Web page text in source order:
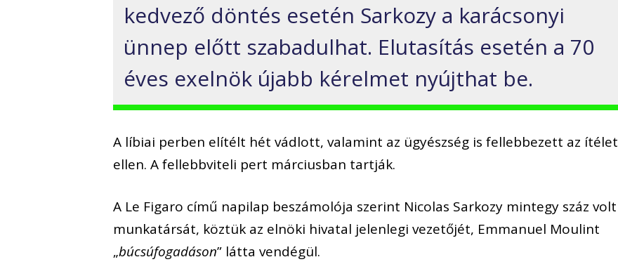
kedvező döntés esetén Sarkozy a karácsonyi
ünnep előtt szabadulhat. Elutasítás esetén a 70
éves exelnök újabb kérelmet nyújthat be.
A líbiai perben elítélt hét vádlott, valamint az ügyészség is fellebbezett az ítélet
ellen. A fellebbviteli pert márciusban tartják.
A Le Figaro című napilap beszámolója szerint Nicolas Sarkozy mintegy száz volt
munkatársát, köztük az elnöki hivatal jelenlegi vezetőjét, Emmanuel Moulint
„búcsúfogadáson” látta vendégül.